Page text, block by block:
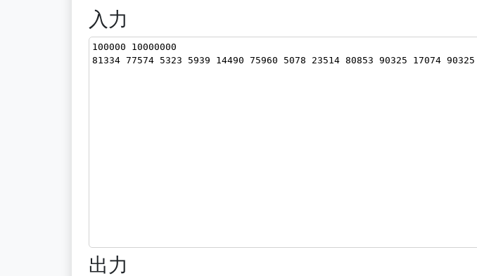
入力
100000 10000000
81334 77574 5323 5939 14490 75960 5078 23514 80853 90325 17074
出力